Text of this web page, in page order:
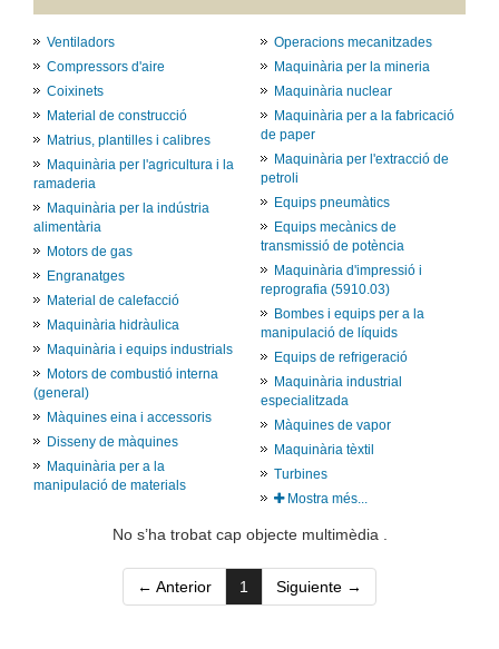
Ventiladors
Compressors d'aire
Coixinets
Material de construcció
Matrius, plantilles i calibres
Maquinària per l'agricultura i la
ramaderia
Maquinària per la indústria
alimentària
Motors de gas
Engranatges
Material de calefacció
Maquinària hidràulica
Maquinària i equips industrials
Motors de combustió interna
(general)
Màquines eina i accessoris
Disseny de màquines
Maquinària per a la
manipulació de materials
Operacions mecanitzades
Maquinària per la mineria
Maquinària nuclear
Maquinària per a la fabricació
de paper
Maquinària per l'extracció de
petroli
Equips pneumàtics
Equips mecànics de
transmissió de potència
Maquinària d'impressió i
reprografia (5910.03)
Bombes i equips per a la
manipulació de líquids
Equips de refrigeració
Maquinària industrial
especialitzada
Màquines de vapor
Maquinària tèxtil
Turbines
Mostra més...
No s’ha trobat cap objecte multimèdia .
← Anterior 1 (current)
Siguiente →